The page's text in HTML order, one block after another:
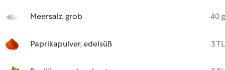
Meersalz, grob 40 g
Paprikapulver, edelsüß 3 TL